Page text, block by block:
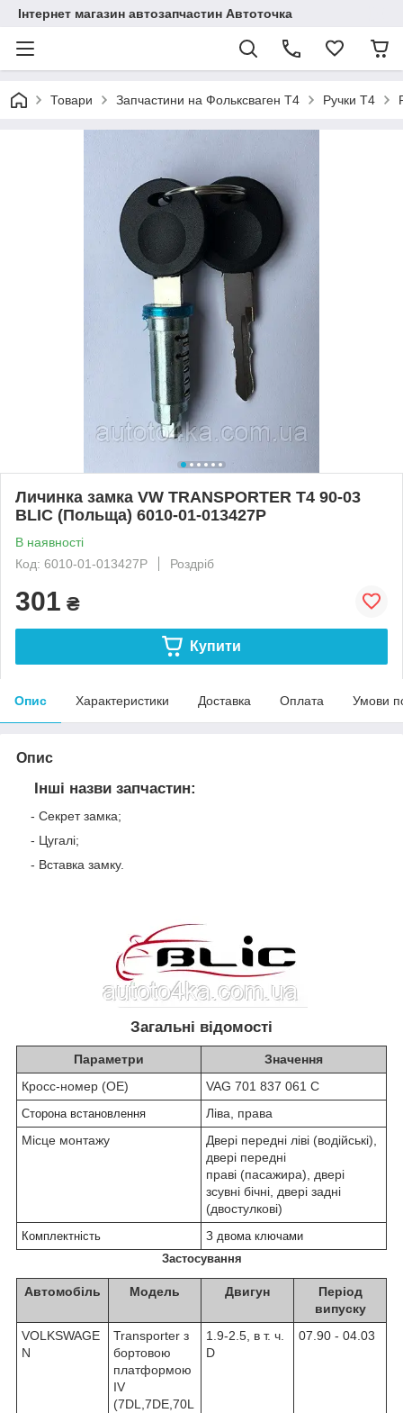
Інтернет магазин автозапчастин Автоточка
Товари Запчастини на Фольксваген Т4 Ручки Т4
Личинка замка VW TRANSPORTER T4 90-03
BLIC (Польща) 6010-01-013427P
В наявності
Код: 6010-01-013427P
Роздріб
301 ₴
Купити
Опис Характеристики Доставка Оплата Умови
Опис
Інші назви запчастин:
- Секрет замка;
- Цугалі;
- Вставка замку.
Загальні відомості
Параметри
Значення
Кросс-номер (OE)
VAG 701 837 061 C
Сторона встановлення
Ліва, права
Місце монтажу
Двері передні ліві (водійські),
двері передні
праві (пасажира), двері
зсувні бічні, двері задні
(двостулкові)
Комплектність
З двома ключами
Застосування
Автомобіль Модель Двигун
Період
випуску
VOLKSWAGE
N
Transporter з
бортовою
платформою
IV
(7DL,7DE,70L
1.9-2.5, в т. ч.
D
07.90 - 04.03